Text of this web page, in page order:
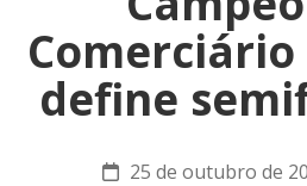
define
25 de outubro de